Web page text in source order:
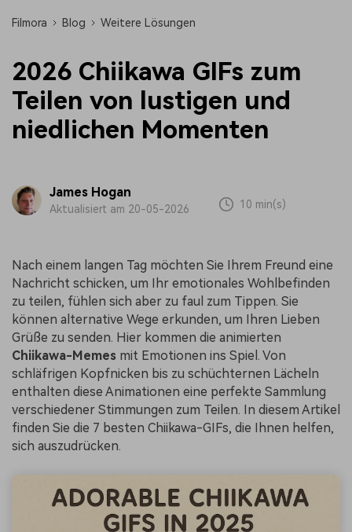
Filmora Blog Weitere Lösungen
2026 Chiikawa GIFs zum
Teilen von lustigen und
niedlichen Momenten
James Hogan
Aktualisiert am 20-05-2026 10 min(s)
Nach einem langen Tag möchten Sie Ihrem Freund eine
Nachricht schicken, um Ihr emotionales Wohlbefinden
zu teilen, fühlen sich aber zu faul zum Tippen. Sie
können alternative Wege erkunden, um Ihren Lieben
Grüße zu senden. Hier kommen die animierten
Chiikawa-Memes mit Emotionen ins Spiel. Von
schläfrigen Kopfnicken bis zu schüchternen Lächeln
enthalten diese Animationen eine perfekte Sammlung
verschiedener Stimmungen zum Teilen. In diesem Artikel
finden Sie die 7 besten Chiikawa-GIFs, die Ihnen helfen,
sich auszudrücken.